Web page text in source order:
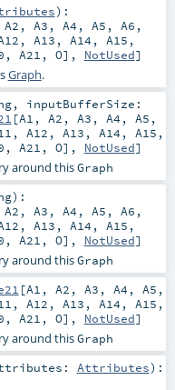
) :
A2 , A3 , A4 , A5 , A6 ,
, A13 , A14 , A15 ,
, A21 , O], NotUsed]
Graph.
, inputBufferSize:
[A1 , A2 , A3 , A4 , A5 ,
, A12 , A13 , A14 , A15 ,
, A21 , O], NotUsed]
around thisGraph
) :
A2 , A3 , A4 , A5 , A6 ,
, A13 , A14 , A15 ,
, A21 , O], NotUsed]
around thisGraph
[A1 , A2 , A3 , A4 , A5 ,
, A12 , A13 , A14 , A15 ,
, A21 , O], NotUsed]
around thisGraph
Attributes) :